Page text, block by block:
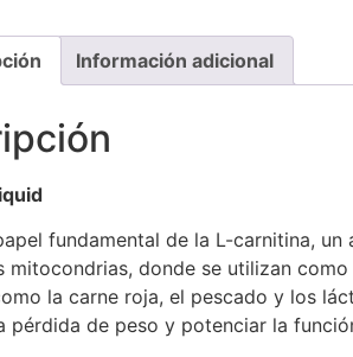
Información adicional
fundamental de la L-carnitina,
mitocondrias, donde se utilizan
la carne roja, el pescado y los
pérdida de peso y potenciar la